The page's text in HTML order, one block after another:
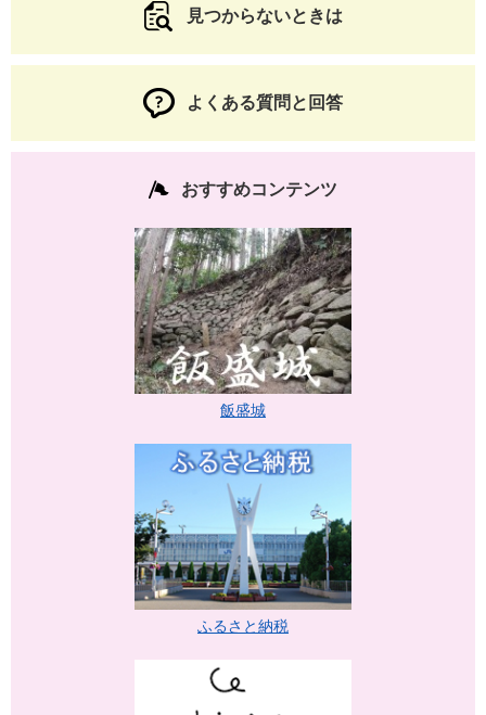
見つからないときは
よくある質問と回答
おすすめコンテンツ
飯盛城
ふるさと納税